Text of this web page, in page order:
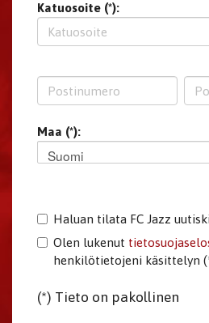
Katuosoite (*):
Maa (*):
Suomi
Haluan tilata FC Jazz
Olen lukenut
henkilötietojeni käsittelyn
(*) Tieto on pakollinen